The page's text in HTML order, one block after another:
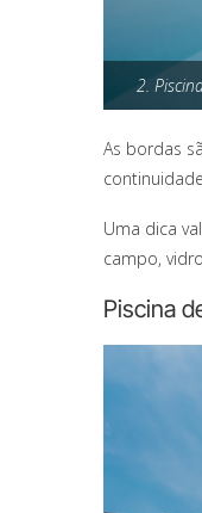
2.
As bordas
Uma dica
campo,
Piscina